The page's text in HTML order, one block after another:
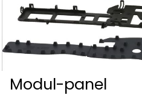
Modul-panel